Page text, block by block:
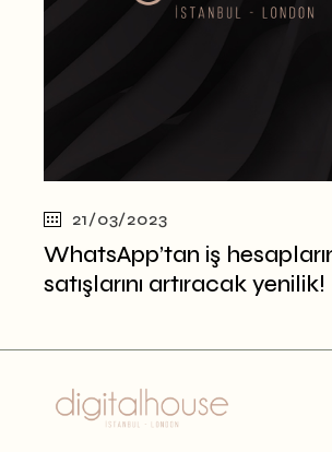
21/03/2023
WhatsApp’tan iş
satışlarını artıracak yenilik!